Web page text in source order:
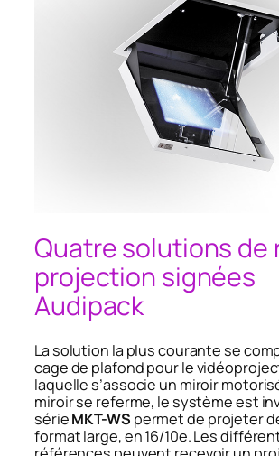
Quatre solutions de
projection signées
Audipack
La solution la plus courante se
cage de plafond pour le
laquelle s’associe un miroir
miroir se referme, le système est
sérieMKT-WS permet de projeter
format large, en 16/10e. Les